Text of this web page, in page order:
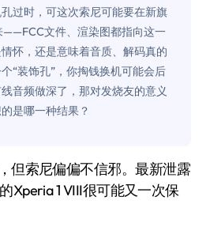
过时，可这次索尼可能要在新旗
——FCC文件、渲染图都指向这一
怀，还是意味着音质、解码真的
“装饰孔”，你掏钱换机可能会后
音频做深了，那对发烧友的意义
是哪一种结果？
Xperia 1 VIII很可能又一次保